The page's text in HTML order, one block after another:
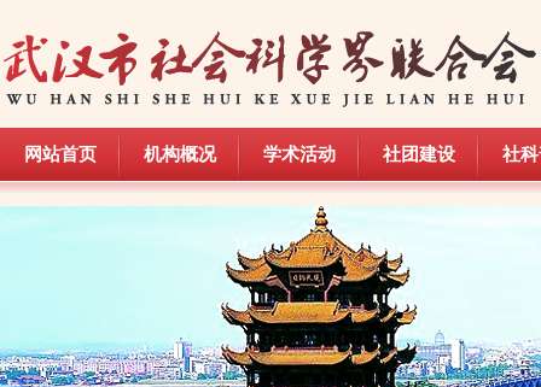
网站首页
网站首页
机构概况
机构概况
学术活动
学术活动
社团建设
社团建设
社